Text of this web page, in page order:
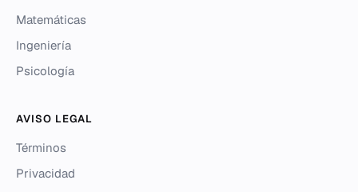
Matemáticas
Ingeniería
Psicología
AVISO LEGAL
Términos
Privacidad